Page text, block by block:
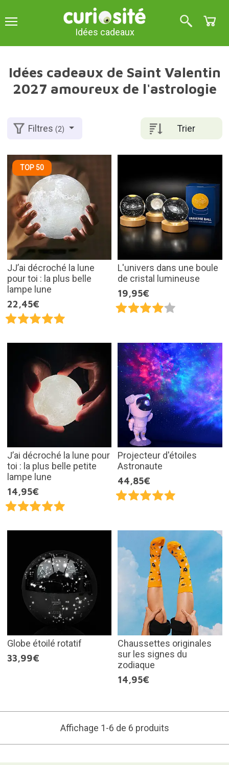
Idées cadeaux
Idées cadeaux de Saint Valentin
2027 amoureux de l'astrologie
Trier
Filtres(2)
TOP 50
JJ’ai décroché la lune
pour toi : la plus belle
lampe lune
22,45€
L'univers dans une boule
de cristal lumineuse
19,95€
J’ai décroché la lune pour
toi : la plus belle petite
lampe lune
14,95€
Projecteur d'étoiles
Astronaute
44,85€
Globe étoilé rotatif
33,99€
Chaussettes originales
sur les signes du
zodiaque
14,95€
Affichage 1-6 de 6 produits